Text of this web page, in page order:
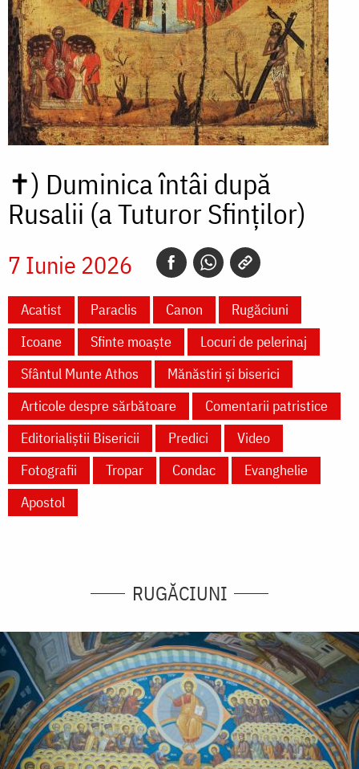
✝) Duminica întâi după
Rusalii (a Tuturor Sfinților)
7 Iunie 2026
Acatist Paraclis Canon
Rugăciuni
Icoane
Sfinte moaște
Locuri de pelerinaj
Sfântul Munte Athos
Mănăstiri și biserici
Articole despre sărbătoare
Comentarii patristice
Editorialiștii Bisericii
Predici
Video
Fotografii
Tropar Condac
Evanghelie
Apostol
RUGĂCIUNI